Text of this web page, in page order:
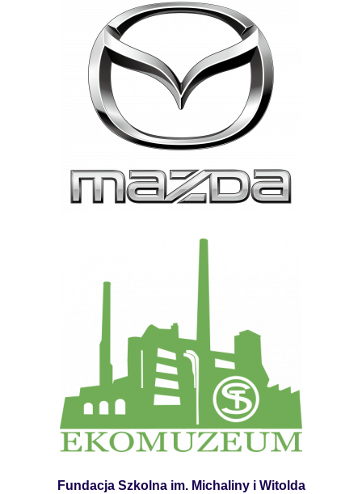
Fundacja Szkolna im. Michaliny i Witolda